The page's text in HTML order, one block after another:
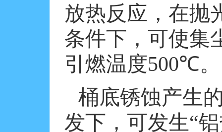
放热反应，在抛
条件下，可使集
引燃温度500℃。
桶底锈蚀产生
发下，可发生“